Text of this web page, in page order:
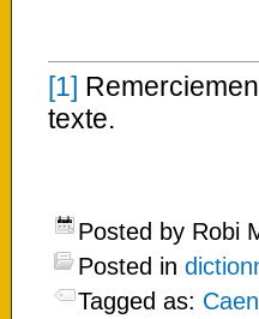
[1]
texte.
Posted by Robi
Posted in
Tagged as: Caen